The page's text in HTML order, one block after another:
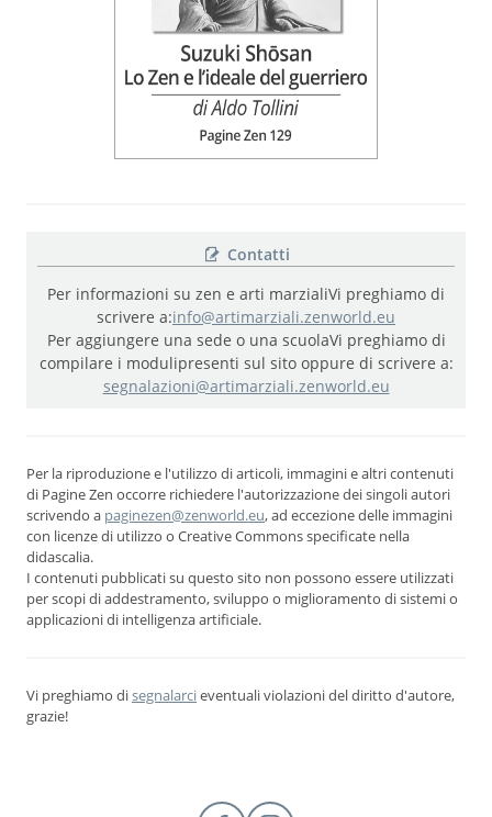
Contatti
Per informazioni su zen e arti marzialiVi preghiamo di
scrivere a:info@artimarziali.zenworld.eu
Per aggiungere una sede o una scuolaVi preghiamo di
compilare i modulipresenti sul sito oppure di scrivere a:
segnalazioni@artimarziali.zenworld.eu
Per la riproduzione e l'utilizzo di articoli, immagini e altri contenuti
di Pagine Zen occorre richiedere l'autorizzazione dei singoli autori
scrivendo a paginezen@zenworld.eu, ad eccezione delle immagini
con licenze di utilizzo o Creative Commons specificate nella
didascalia.
I contenuti pubblicati su questo sito non possono essere utilizzati
per scopi di addestramento, sviluppo o miglioramento di sistemi o
applicazioni di intelligenza artificiale.
Vi preghiamo disegnalarcieventuali violazioni del diritto d'autore,
grazie!